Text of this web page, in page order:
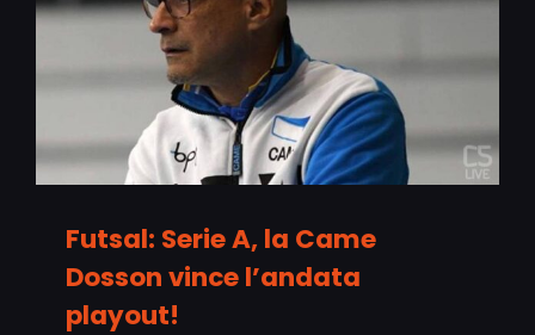
Futsal: Serie A, la Came
Dosson vince l’andata
playout!